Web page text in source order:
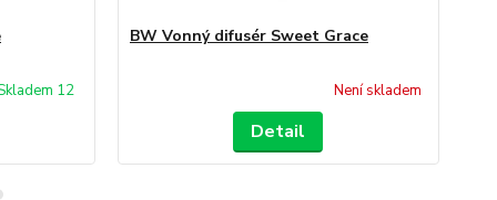
12
BW Vonný difusér Sweet Grace
Není skladem
Detail